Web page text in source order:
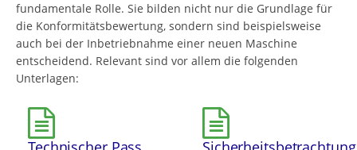
fundamentale Rolle. Sie bilden nicht nur die Grundlage für
die Konformitätsbewertung, sondern sind beispielsweise
auch bei der Inbetriebnahme einer neuen Maschine
entscheidend. Relevant sind vor allem die folgenden
Unterlagen: